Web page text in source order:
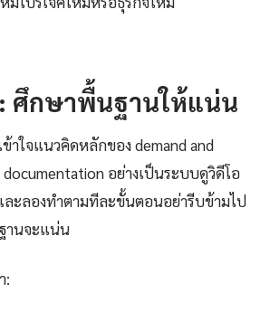
ศึกษาพื้นฐานให้แน่น
ข้าใจแนวคิดหลักของ demand and
documentation อย่างเป็นระบบดูวิดีโอ
ละลองทำตามทีละขั้นตอนอย่ารีบข้ามไป
านจะแน่น
: